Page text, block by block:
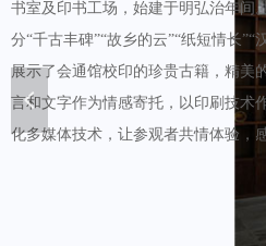
书室及印书工场，始建于明弘治年间
分“千古丰碑”“故乡的云”“纸短情长”“
展示了会通馆校印的珍贵古籍，精美
言和文字作为情感寄托，以印刷技术
化多媒体技术，让参观者共情体验，
넳